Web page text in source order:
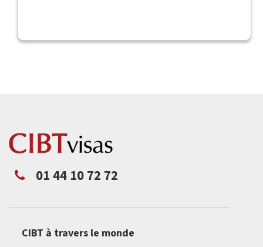
01 44 10 72 72
CIBT à travers le monde